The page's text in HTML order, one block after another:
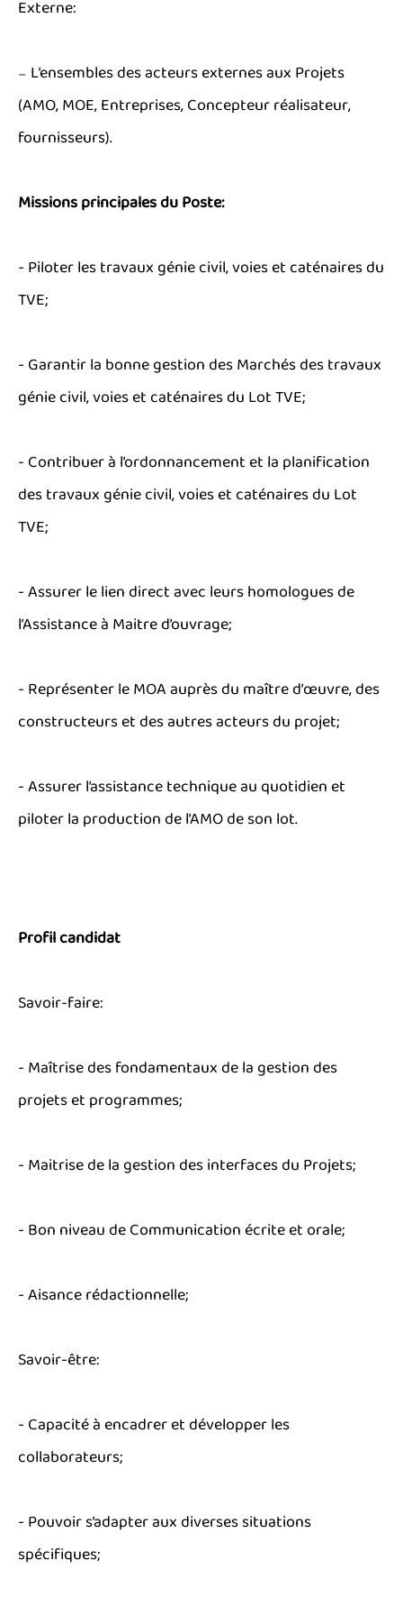
Externe:
₋ L’ensembles des acteurs externes aux Projets
(AMO, MOE, Entreprises, Concepteur réalisateur,
fournisseurs).
Missions principales du Poste:
- Piloter les travaux génie civil, voies et caténaires du
TVE;
- Garantir la bonne gestion des Marchés des travaux
génie civil, voies et caténaires du Lot TVE;
- Contribuer à l’ordonnancement et la planification
des travaux génie civil, voies et caténaires du Lot
TVE;
- Assurer le lien direct avec leurs homologues de
l’Assistance à Maitre d’ouvrage;
- Représenter le MOA auprès du maître d’œuvre, des
constructeurs et des autres acteurs du projet;
- Assurer l’assistance technique au quotidien et
piloter la production de l’AMO de son lot.
Profil candidat
Savoir-faire:
- Maîtrise des fondamentaux de la gestion des
projets et programmes;
- Maitrise de la gestion des interfaces du Projets;
- Bon niveau de Communication écrite et orale;
- Aisance rédactionnelle;
Savoir-être:
- Capacité à encadrer et développer les
collaborateurs;
- Pouvoir s’adapter aux diverses situations
spécifiques;